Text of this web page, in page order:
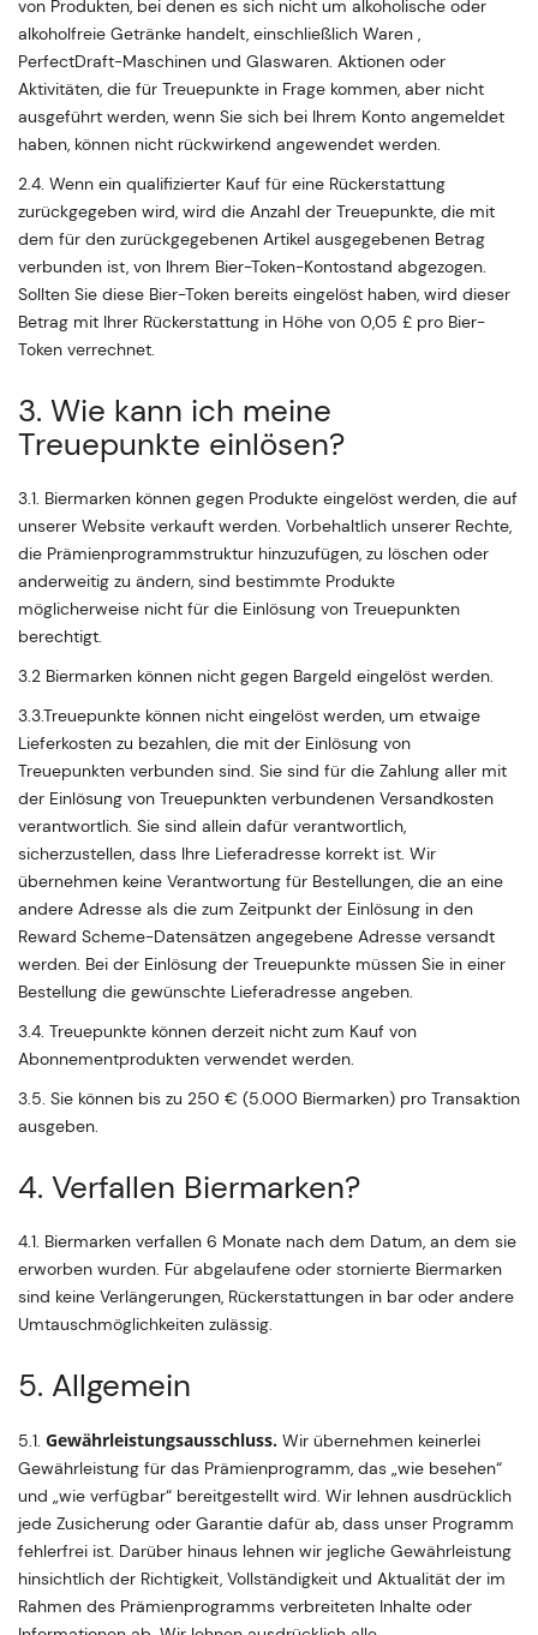
von Produkten, bei denen es sich nicht um alkoholische oder
alkoholfreie Getränke handelt, einschließlich Waren ,
PerfectDraft-Maschinen und Glaswaren. Aktionen oder
Aktivitäten, die für Treuepunkte in Frage kommen, aber nicht
ausgeführt werden, wenn Sie sich bei Ihrem Konto angemeldet
haben, können nicht rückwirkend angewendet werden.
2.4. Wenn ein qualifizierter Kauf für eine Rückerstattung
zurückgegeben wird, wird die Anzahl der Treuepunkte, die mit
dem für den zurückgegebenen Artikel ausgegebenen Betrag
verbunden ist, von Ihrem Bier-Token-Kontostand abgezogen.
Sollten Sie diese Bier-Token bereits eingelöst haben, wird dieser
Betrag mit Ihrer Rückerstattung in Höhe von 0,05 £ pro Bier-
Token verrechnet.
3. Wie kann ich meine
Treuepunkte einlösen?
3.1. Biermarken können gegen Produkte eingelöst werden, die auf
unserer Website verkauft werden. Vorbehaltlich unserer Rechte,
die Prämienprogrammstruktur hinzuzufügen, zu löschen oder
anderweitig zu ändern, sind bestimmte Produkte
möglicherweise nicht für die Einlösung von Treuepunkten
berechtigt.
3.2 Biermarken können nicht gegen Bargeld eingelöst werden.
3.3.Treuepunkte können nicht eingelöst werden, um etwaige
Lieferkosten zu bezahlen, die mit der Einlösung von
Treuepunkten verbunden sind. Sie sind für die Zahlung aller mit
der Einlösung von Treuepunkten verbundenen Versandkosten
verantwortlich. Sie sind allein dafür verantwortlich,
sicherzustellen, dass Ihre Lieferadresse korrekt ist. Wir
übernehmen keine Verantwortung für Bestellungen, die an eine
andere Adresse als die zum Zeitpunkt der Einlösung in den
Reward Scheme-Datensätzen angegebene Adresse versandt
werden. Bei der Einlösung der Treuepunkte müssen Sie in einer
Bestellung die gewünschte Lieferadresse angeben.
3.4. Treuepunkte können derzeit nicht zum Kauf von
Abonnementprodukten verwendet werden.
3.5. Sie können bis zu 250 € (5.000 Biermarken) pro Transaktion
ausgeben.
4. Verfallen Biermarken?
4.1. Biermarken verfallen 6 Monate nach dem Datum, an dem sie
erworben wurden. Für abgelaufene oder stornierte Biermarken
sind keine Verlängerungen, Rückerstattungen in bar oder andere
Umtauschmöglichkeiten zulässig.
5. Allgemein
5.1. Gewährleistungsausschluss. Wir übernehmen keinerlei
Gewährleistung für das Prämienprogramm, das „wie besehen“
und „wie verfügbar“ bereitgestellt wird. Wir lehnen ausdrücklich
jede Zusicherung oder Garantie dafür ab, dass unser Programm
fehlerfrei ist. Darüber hinaus lehnen wir jegliche Gewährleistung
hinsichtlich der Richtigkeit, Vollständigkeit und Aktualität der im
Rahmen des Prämienprogramms verbreiteten Inhalte oder